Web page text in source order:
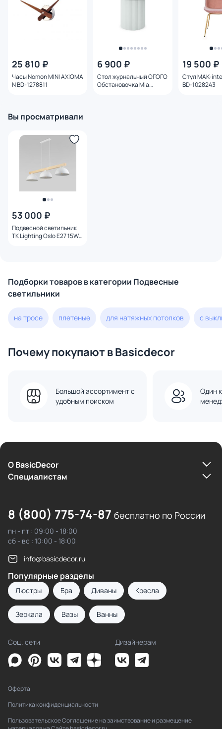
25 810 ₽
Часы Nomon MINI AXIOMA
N BD-1278811
6 900 ₽
Стол журнальный ОГОГО
Обстановочка Mia
19 500 ₽
Стул MAK-
BD-1028243
Вы просматривали
53 000 ₽
Подвесной светильник
TK Lighting Oslo E27 15W
Подборки товаров в категории Подвесные
светильники
на тросе плетеные для натяжных потолков с
Почему покупают в Basicdecor
Большой ассортимент с
удобным поиском
Один
О BasicDecor
Cпециалистам
8 (800) 775-74-87 бесплатно по России
пн - пт : 09:00 - 18:00
сб - вс : 10:00 - 18:00
info@basicdecor.ru
Популярные разделы
Люстры Бра Диваны Кресла
Зеркала Вазы Ванны
Соц. сети Дизайнерам
Оферта
Политика конфиденциальности
Пользовательское Соглашение на заимствование и размещение